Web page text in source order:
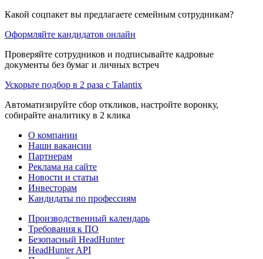
Какой соцпакет вы предлагаете семейным сотрудникам?
Оформляйте кандидатов онлайн
Проверяйте сотрудников и подписывайте кадровые
документы без бумаг и личных встреч
Ускорьте подбор в 2 раза с Talantix
Автоматизируйте сбор откликов, настройте воронку,
собирайте аналитику в 2 клика
О компании
Наши вакансии
Партнерам
Реклама на сайте
Новости и статьи
Инвесторам
Кандидаты по профессиям
Производственный календарь
Требования к ПО
Безопасный HeadHunter
HeadHunter API